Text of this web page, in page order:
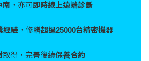
南 ，亦可即時線上遠端診斷
經驗 ，修繕超過25000台精密機器
取得，完善後續保養合約